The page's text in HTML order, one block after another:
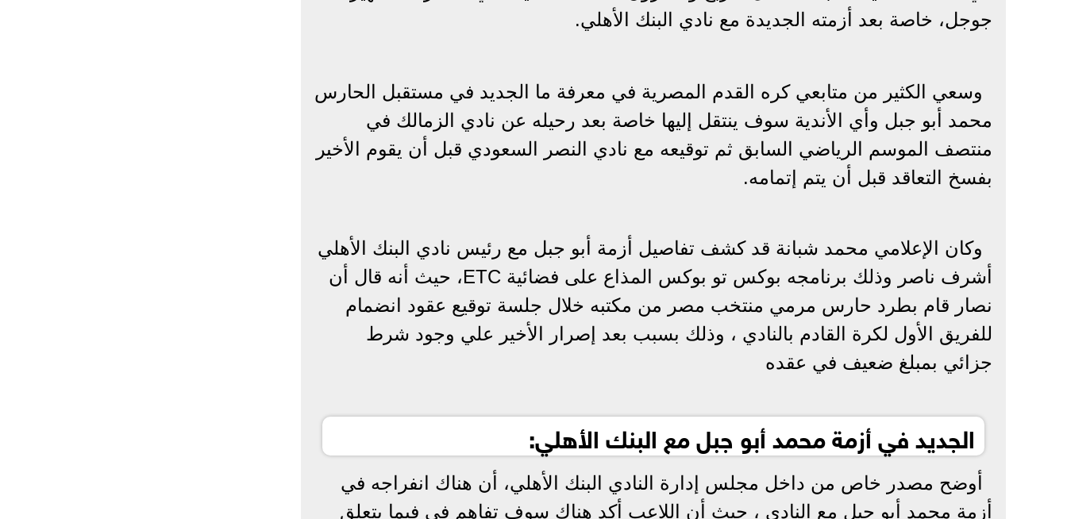
جوجل، خاصة بعد أزمته الجديدة مع نادي البنك الأهلي.
وسعي الكثير من متابعي كره القدم المصرية في معرفة ما الجديد في مستقبل الحارس
محمد أبو جبل وأي الأندية سوف ينتقل إليها خاصة بعد رحيله عن نادي الزمالك في
منتصف الموسم الرياضي السابق ثم توقيعه مع نادي النصر السعودي قبل أن يقوم الأخير
بفسخ التعاقد قبل أن يتم إتمامه.
وكان الإعلامي محمد شبانة قد كشف تفاصيل أزمة أبو جبل مع رئيس نادي البنك الأهلي
أشرف ناصر وذلك برنامجه بوكس تو بوكس المذاع على فضائية ETC، حيث أنه قال أن
نصار قام بطرد حارس مرمي منتخب مصر من مكتبه خلال جلسة توقيع عقود انضمام
للفريق الأول لكرة القادم بالنادي ، وذلك بسبب بعد إصرار الأخير علي وجود شرط
جزائي بمبلغ ضعيف في عقده
الجديد في أزمة محمد أبو جبل مع البنك الأهلي:
أوضح مصدر خاص من داخل مجلس إدارة النادي البنك الأهلي، أن هناك انفراجه في
أزمة محمد أبو جبل مع النادي ، حيث أن اللاعب أكد هناك سوف تفاهم في فيما يتعلق